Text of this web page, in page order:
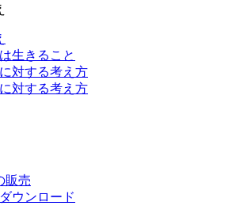
生きること
対する考え方
対する考え方
販売
ウンロード